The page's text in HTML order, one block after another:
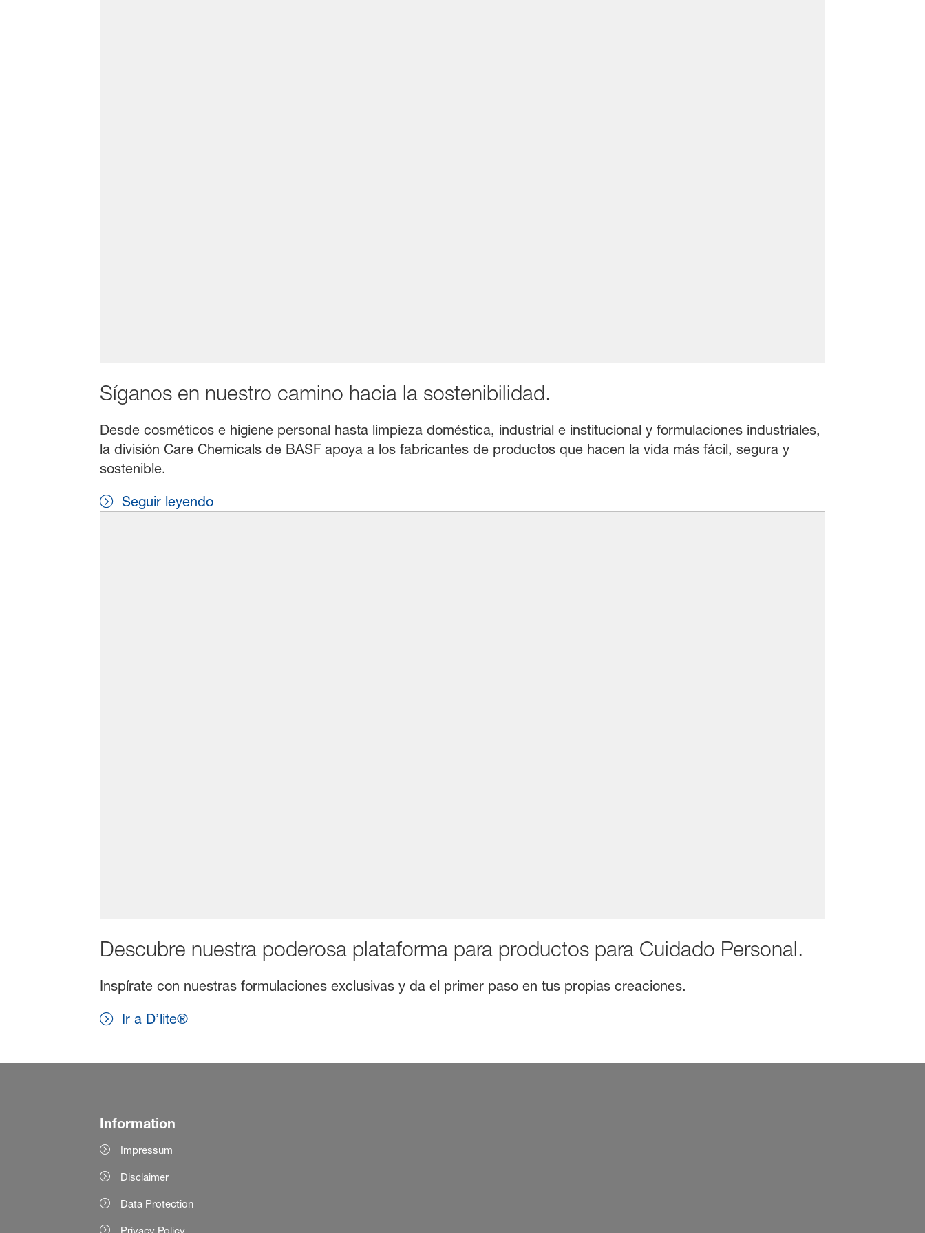
Síganos en nuestro camino hacia la sostenibilidad.
Desde cosméticos e higiene personal hasta limpieza doméstica, industrial e institucional y formulaciones industriales,
la división Care Chemicals de BASF apoya a los fabricantes de productos que hacen la vida más fácil, segura y
sostenible.
Seguir leyendo
Descubre nuestra poderosa plataforma para productos para Cuidado Personal.
Inspírate con nuestras formulaciones exclusivas y da el primer paso en tus propias creaciones.
Ir a D’lite®
Information
Impressum
Disclaimer
Data Protection